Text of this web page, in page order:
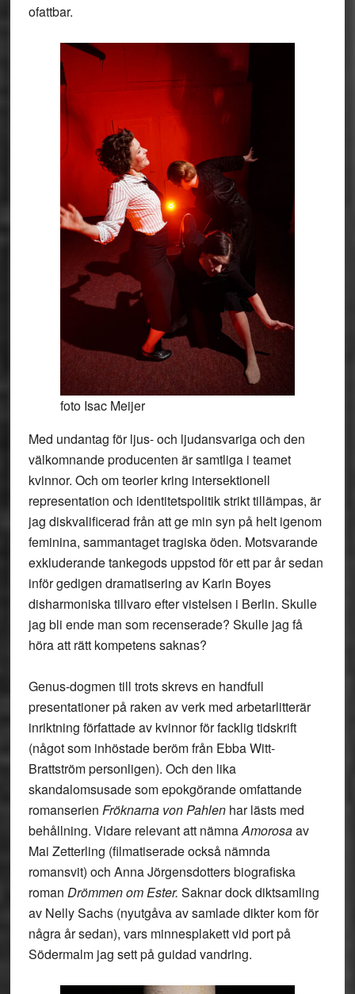
ofattbar.
foto Isac Meijer
Med undantag för ljus- och ljudansvariga och den
välkomnande producenten är samtliga i teamet
kvinnor. Och om teorier kring intersektionell
representation och identitetspolitik strikt tillämpas, är
jag diskvalificerad från att ge min syn på helt igenom
feminina, sammantaget tragiska öden. Motsvarande
exkluderande tankegods uppstod för ett par år sedan
inför gedigen dramatisering av Karin Boyes
disharmoniska tillvaro efter vistelsen i Berlin. Skulle
jag bli ende man som recenserade? Skulle jag få
höra att rätt kompetens saknas?
Genus-dogmen till trots skrevs en handfull
presentationer på raken av verk med arbetarlitterär
inriktning författade av kvinnor för facklig tidskrift
(något som inhöstade beröm från Ebba Witt-
Brattström personligen). Och den lika
skandalomsusade som epokgörande omfattande
romanserien Fröknarna von Pahlen har lästs med
behållning. Vidare relevant att nämnaAmorosaav
Mai Zetterling (filmatiserade också nämnda
romansvit) och Anna Jörgensdotters biografiska
roman Drömmen om Ester. Saknar dock diktsamling
av Nelly Sachs (nyutgåva av samlade dikter kom för
några år sedan), vars minnesplakett vid port på
Södermalm jag sett på guidad vandring.